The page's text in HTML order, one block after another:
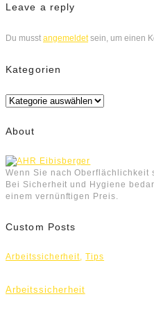
Leave a reply
Du musst angemeldetsein, um einen
Kategorien
Kategorien
About
Wenn Sie nach
Bei Sicherheit und Hygiene
einem vernünftigen Preis.
Custom Posts
Arbeitssicherheit,Tips
Arbeitssicherheit